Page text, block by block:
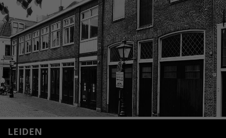
LEIDEN